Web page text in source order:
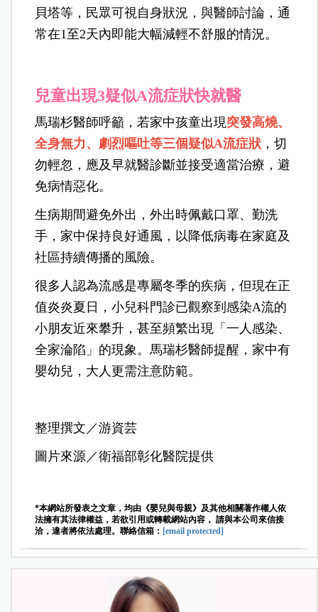
貝塔等，民眾可視自身狀況，與醫師討論，通
常在1至2天內即能大幅減輕不舒服的情況。
兒童出現3疑似A流症狀快就醫
馬瑞杉醫師呼籲，若家中孩童出現突發高燒、
全身無力、劇烈嘔吐等三個疑似A流症狀 ，切
勿輕忽，應及早就醫診斷並接受適當治療，避
免病情惡化。
生病期間避免外出，外出時佩戴口罩、勤洗
手，家中保持良好通風，以降低病毒在家庭及
社區持續傳播的風險。
很多人認為流感是專屬冬季的疾病，但現在正
值炎炎夏日，小兒科門診已觀察到感染A流的
小朋友近來攀升，甚至頻繁出現「一人感染、
全家淪陷」的現象。馬瑞杉醫師提醒，家中有
嬰幼兒，大人更需注意防範。
整理撰文／游資芸
圖片來源／衛福部彰化醫院提供
*本網站所發表之文章，均由《嬰兒與母親》及其他相關著作權人依
法擁有其法律權益，若欲引用或轉載網站內容， 請與本公司來信接
洽，違者將依法處理。聯絡信箱： [email protected]